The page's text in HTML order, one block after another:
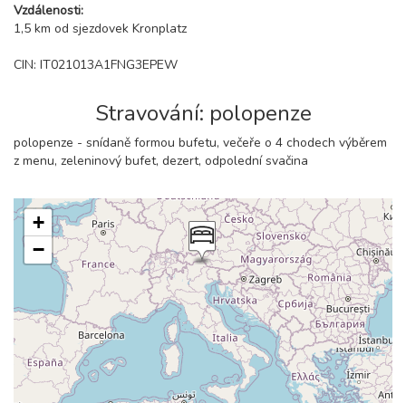
Vzdálenosti:
1,5 km od sjezdovek Kronplatz
CIN: IT021013A1FNG3EPEW
Stravování: polopenze
polopenze - snídaně formou bufetu, večeře o 4 chodech výběrem
z menu, zeleninový bufet, dezert, odpolední svačina
+
−